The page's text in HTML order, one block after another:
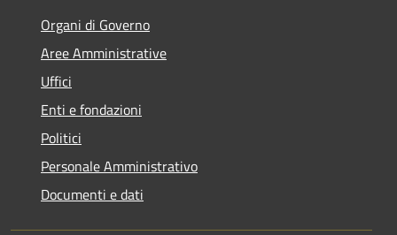
Organi di Governo
Aree Amministrative
Uffici
Enti e fondazioni
Politici
Personale Amministrativo
Documenti e dati